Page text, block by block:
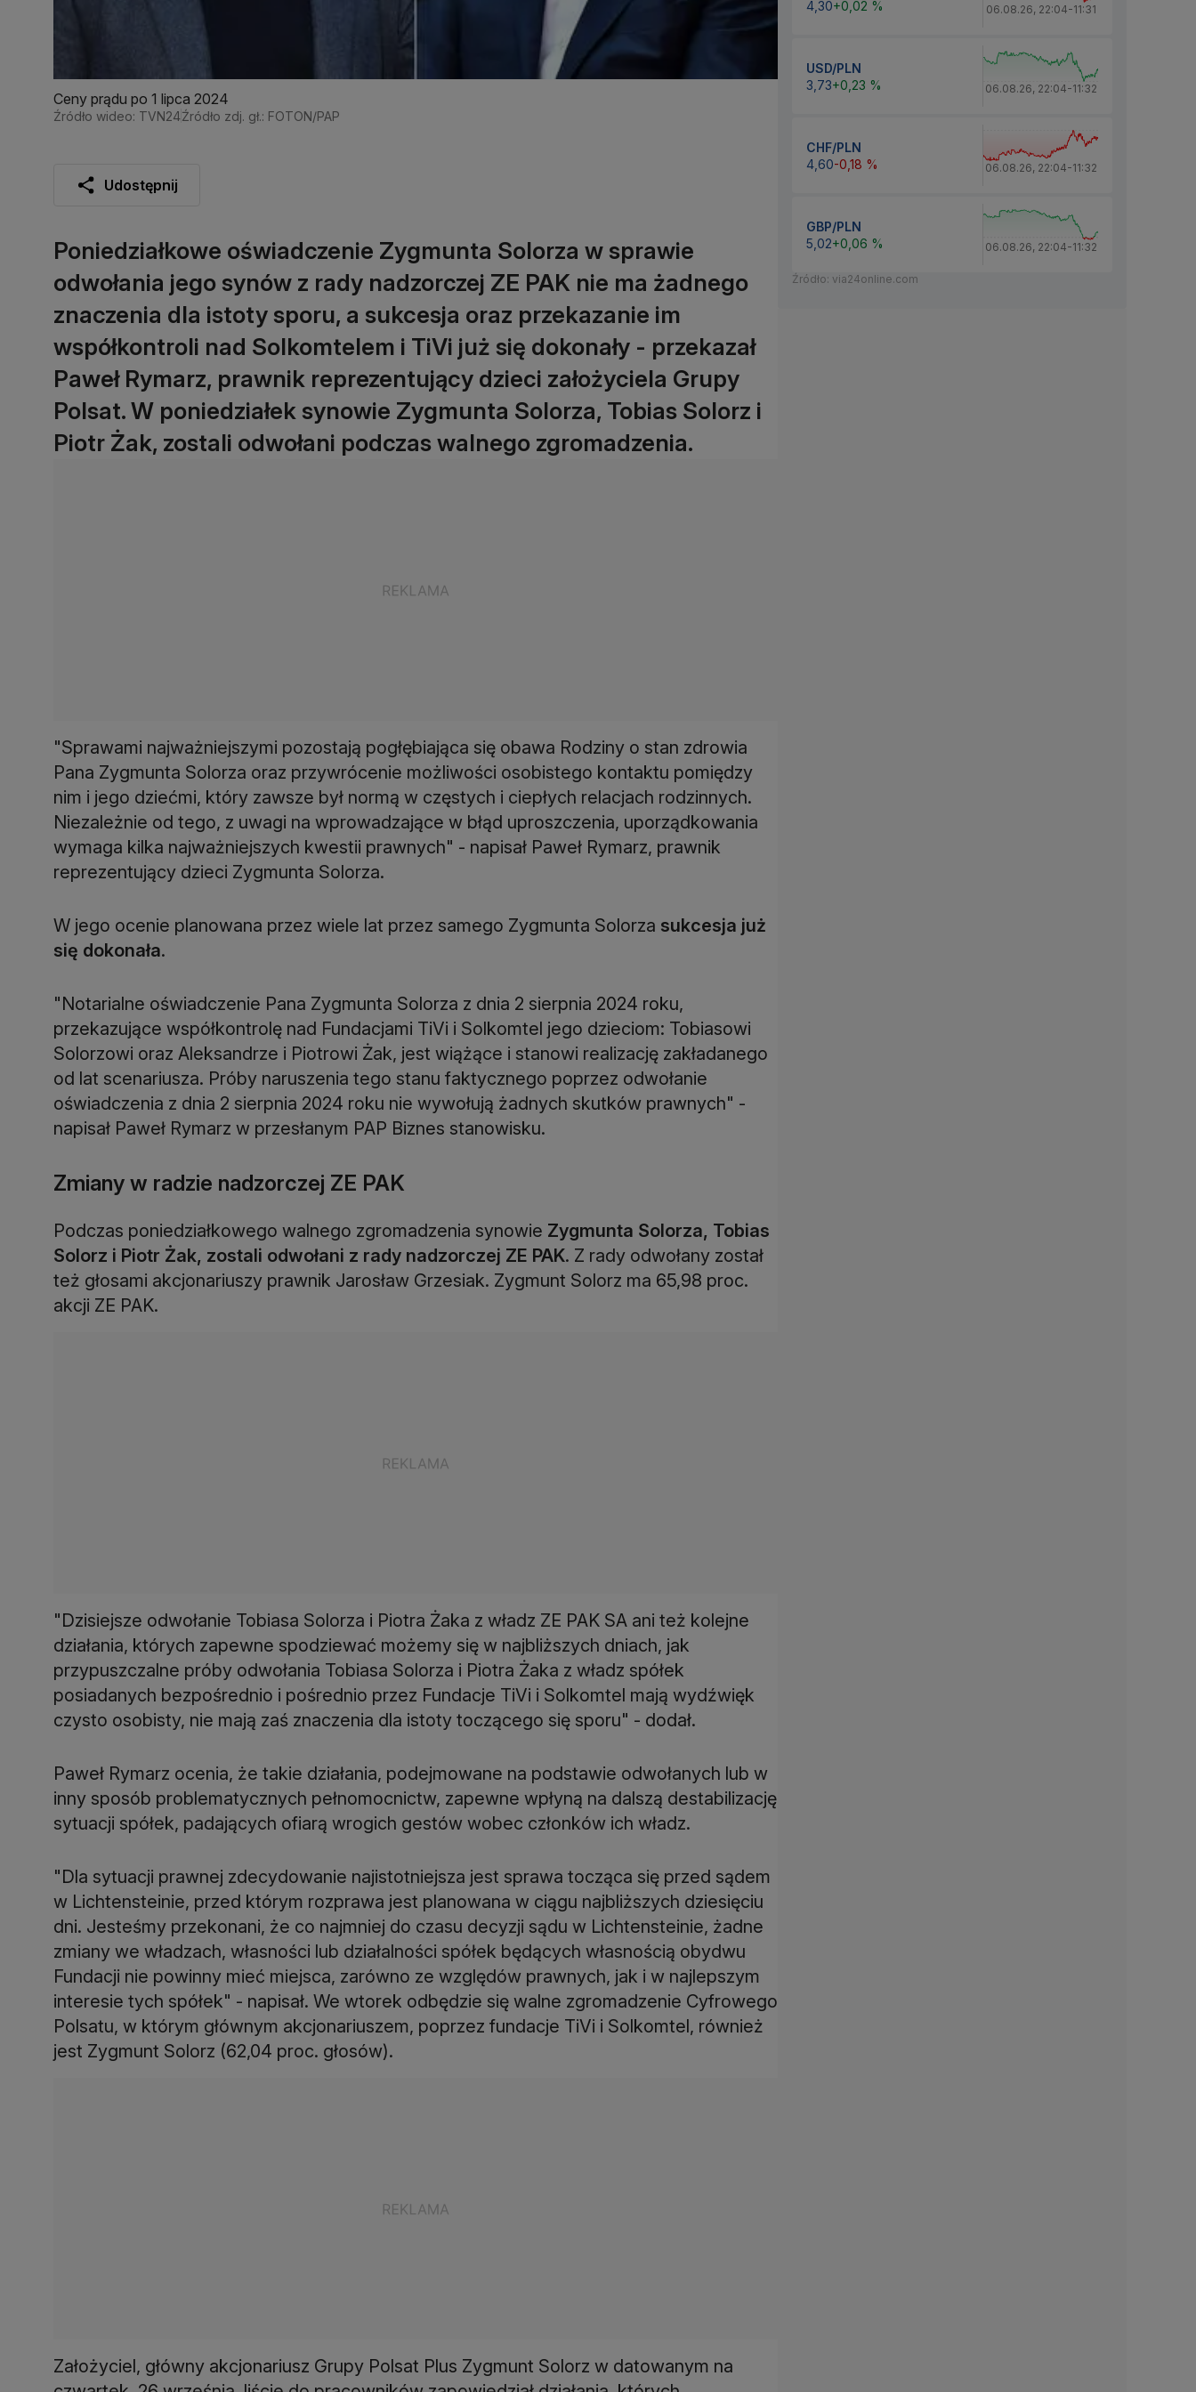
Ceny prądu po 1 lipca 2024
Źródło wideo: TVN24Źródło zdj. gł.: FOTON/PAP
Udostępnij
Poniedziałkowe oświadczenie Zygmunta Solorza w sprawie
odwołania jego synów z rady nadzorczej ZE PAK nie ma żadnego
znaczenia dla istoty sporu, a sukcesja oraz przekazanie im
współkontroli nad Solkomtelem i TiVi już się dokonały - przekazał
Paweł Rymarz, prawnik reprezentujący dzieci założyciela Grupy
Polsat. W poniedziałek synowie Zygmunta Solorza, Tobias Solorz i
Piotr Żak, zostali odwołani podczas walnego zgromadzenia.
"Sprawami najważniejszymi pozostają pogłębiająca się obawa Rodziny o stan zdrowia
Pana Zygmunta Solorza oraz przywrócenie możliwości osobistego kontaktu pomiędzy
nim i jego dziećmi, który zawsze był normą w częstych i ciepłych relacjach rodzinnych.
Niezależnie od tego, z uwagi na wprowadzające w błąd uproszczenia, uporządkowania
wymaga kilka najważniejszych kwestii prawnych" - napisał Paweł Rymarz, prawnik
W jego ocenie planowana przez wiele lat przez samego Zygmunta Solorza sukcesja już
się dokonała.
"Notarialne oświadczenie Pana Zygmunta Solorza z dnia 2 sierpnia 2024 roku,
przekazujące współkontrolę nad Fundacjami TiVi i Solkomtel jego dzieciom: Tobiasowi
Solorzowi oraz Aleksandrze i Piotrowi Żak, jest wiążące i stanowi realizację zakładanego
od lat scenariusza. Próby naruszenia tego stanu faktycznego poprzez odwołanie
oświadczenia z dnia 2 sierpnia 2024 roku nie wywołują żadnych skutków prawnych" -
Zmiany w radzie nadzorczej ZE PAK
Podczas poniedziałkowego walnego zgromadzenia synowie Zygmunta Solorza, Tobias
Solorz i Piotr Żak, zostali odwołani z rady nadzorczej ZE PAK. Z rady odwołany został
też głosami akcjonariuszy prawnik Jarosław Grzesiak. Zygmunt Solorz ma 65,98 proc.
akcji ZE PAK.
"Dzisiejsze odwołanie Tobiasa Solorza i Piotra Żaka z władz ZE PAK SA ani też kolejne
działania, których zapewne spodziewać możemy się w najbliższych dniach, jak
przypuszczalne próby odwołania Tobiasa Solorza i Piotra Żaka z władz spółek
posiadanych bezpośrednio i pośrednio przez Fundacje TiVi i Solkomtel mają wydźwięk
Paweł Rymarz ocenia, że takie działania, podejmowane na podstawie odwołanych lub w
inny sposób problematycznych pełnomocnictw, zapewne wpłyną na dalszą destabilizację
"Dla sytuacji prawnej zdecydowanie najistotniejsza jest sprawa tocząca się przed sądem
w Lichtensteinie, przed którym rozprawa jest planowana w ciągu najbliższych dziesięciu
dni. Jesteśmy przekonani, że co najmniej do czasu decyzji sądu w Lichtensteinie, żadne
zmiany we władzach, własności lub działalności spółek będących własnością obydwu
Fundacji nie powinny mieć miejsca, zarówno ze względów prawnych, jak i w najlepszym
interesie tych spółek" - napisał. We wtorek odbędzie się walne zgromadzenie Cyfrowego
Polsatu, w którym głównym akcjonariuszem, poprzez fundacje TiVi i Solkomtel, również
jest Zygmunt Solorz (62,04 proc. głosów).
Założyciel, główny akcjonariusz Grupy Polsat Plus Zygmunt Solorz w datowanym na
4,30+0,02 % 06.08.26, 22:04-11:31
USD/PLN
3,73+0,23 % 06.08.26, 22:04-11:32
CHF/PLN
4,60-0,18 % 06.08.26, 22:04-11:32
GBP/PLN
5,02+0,06 % 06.08.26, 22:04-11:32
Źródło: via24online.com